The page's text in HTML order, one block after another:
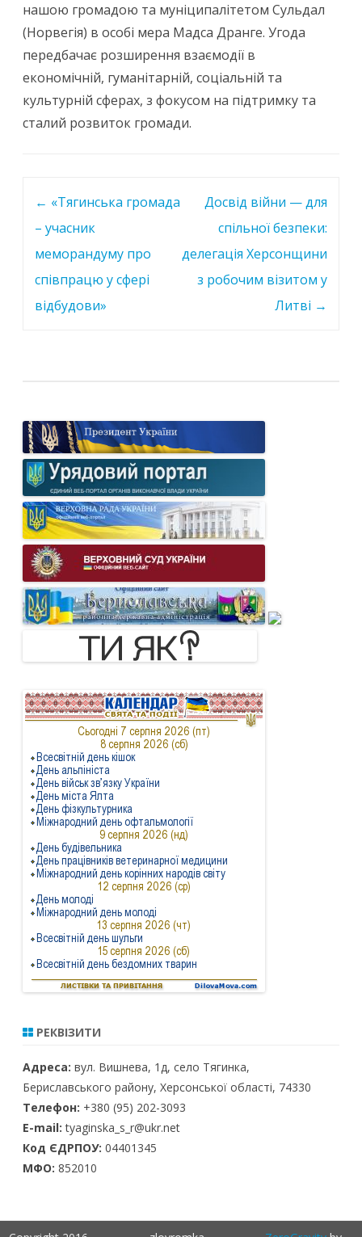
нашою громадою та муніципалітетом Сульдал
(Норвегія) в особі мера Мадса Дранге. Угода
передбачає розширення взаємодії в
економічній, гуманітарній, соціальній та
культурній сферах, з фокусом на підтримку та
сталий розвиток громади.
← «Тягинська громада
– учасник
меморандуму про
співпрацю у сфері
відбудови»
Досвід війни — для
спільної безпеки:
делегація Херсонщини
з робочим візитом у
Литві →
РЕКВІЗИТИ
Адреса: вул. Вишнева, 1д, село Тягинка,
Бериславського району, Херсонської області, 74330
Телефон: +380 (95) 202-3093
E-mail:tyaginska_s_r@ukr.net
Код ЄДРПОУ: 04401345
МФО: 852010